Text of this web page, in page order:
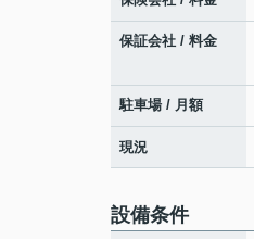
保証会社 / 料金
駐車場 / 月額
現況
設備条件